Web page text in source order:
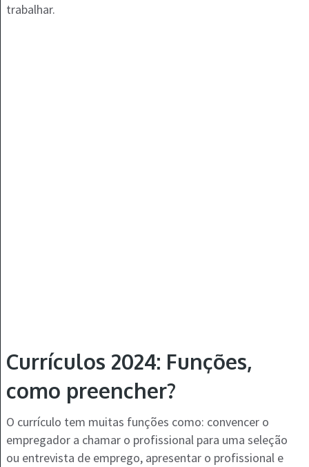
trabalhar.
Currículos 2024: Funções,
como preencher?
O currículo tem muitas funções como: convencer o
empregador a chamar o profissional para uma seleção
ou entrevista de emprego, apresentar o profissional e